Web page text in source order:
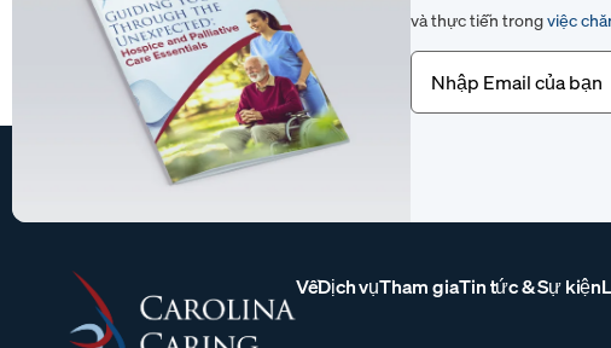
và thực tiễn trongviệc
Email
(Bắt
buộc)
VềDịch vụTham giaTin tức & Sự kiện